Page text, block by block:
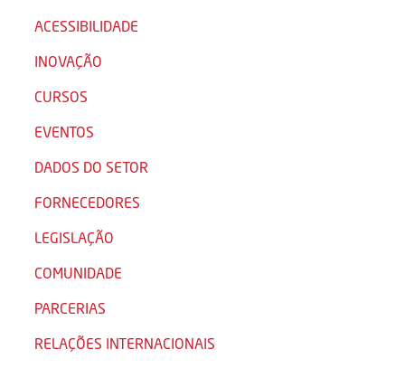
ACESSIBILIDADE
INOVAÇÃO
CURSOS
EVENTOS
DADOS DO SETOR
FORNECEDORES
LEGISLAÇÃO
COMUNIDADE
PARCERIAS
RELAÇÕES INTERNACIONAIS